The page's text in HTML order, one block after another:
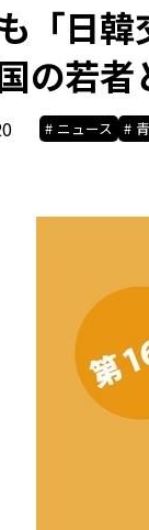
「日
国の若
ニュース